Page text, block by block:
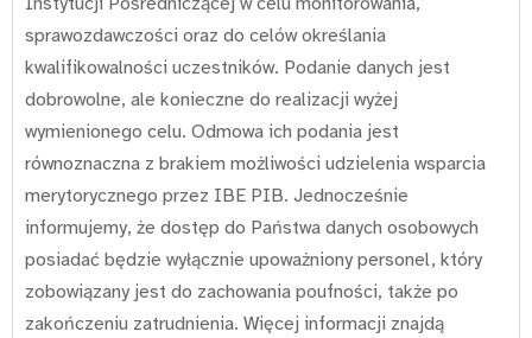
sprawozdawczości oraz do celów określania
kwalifikowalności uczestników. Podanie danych jest
dobrowolne, ale konieczne do realizacji wyżej
wymienionego celu. Odmowa ich podania jest
równoznaczna z brakiem możliwości udzielenia wsparcia
merytorycznego przez IBE PIB. Jednocześnie
informujemy, że dostęp do Państwa danych osobowych
posiadać będzie wyłącznie upoważniony personel, który
zobowiązany jest do zachowania poufności, także po
zakończeniu zatrudnienia. Więcej informacji znajdą